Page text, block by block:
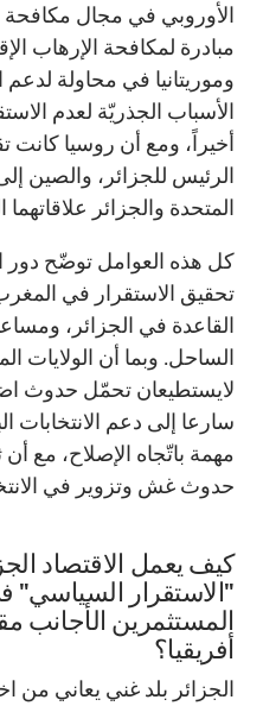
الأوروبي في مجال مكافحة
مبادرة لمكافحة الإرهاب
وموريتانيا في محاولة لدعم
الأسباب الجذريّة لعدم
أخيراً، ومع أن روسيا كانت
الرئيس للجزائر، والصين
المتحدة والجزائر
كل هذه العوامل توضّح دور
تحقيق الاستقرار في
القاعدة في الجزائر،
الساحل. وبما أن الولايات
لايستطيعان تحمّل حدوث
سارعا إلى دعم الانتخابات
مهمة باتّجاه الإصلاح، مع
حدوث غش وتزوير في
كيف يعمل الاقتصاد
"الاستقرار السياسي"
المستثمرين الأجانب
أفريقيا؟
الجزائر بلد غني يعاني من